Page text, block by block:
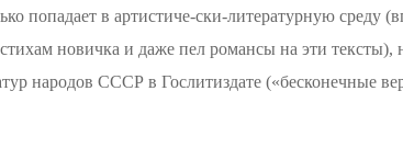
попадает вартистиче-ски-литературную среду
новичка и даже пел романсы на эти тексты),
народов СССР в Гослитиздате («бесконечные